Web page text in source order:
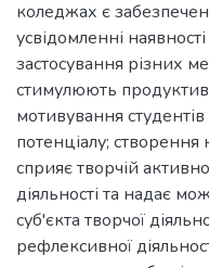
коледжах є
усвідомленні
застосування різних
стимулюють
мотивування
потенціалу;
сприяє творчій
діяльності та надає
суб'єкта творчої
рефлексивної